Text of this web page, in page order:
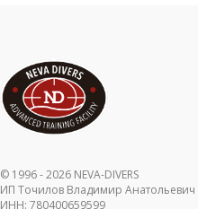
© 1996 - 2026 NEVA-DIVERS
ИП Точилов Владимир Анатольевич
ИНН: 780400659599